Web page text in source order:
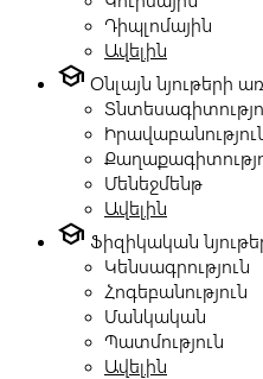
Դիպլոմային
Ավելին
school Օնլայն նյութերի
Մենեջմենթ
Ավելին
school Ֆիզիկական
Կենսագրություն
Հոգեբանություն
Մանկական
Պատմություն
Ավելին